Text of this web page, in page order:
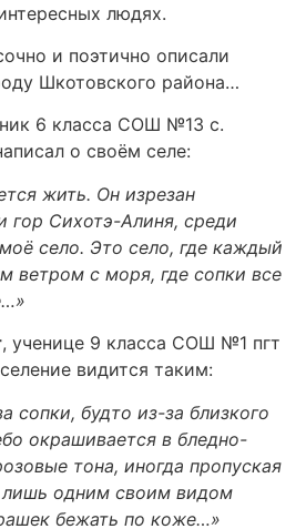
людях.
и поэтично описали
Шкотовского района…
6 класса СОШ №13 с.
о своём селе:
жить. Он изрезан
гор Сихотэ-Алиня, среди
село. Это село, где каждый
ветром с моря, где сопки все
, ученице 9 класса СОШ №1 пгт
видится таким:
сопки, будто из-за близкого
окрашивается в бледно-
тона, иногда пропуская
лишь одним своим видом
бежать по коже…»